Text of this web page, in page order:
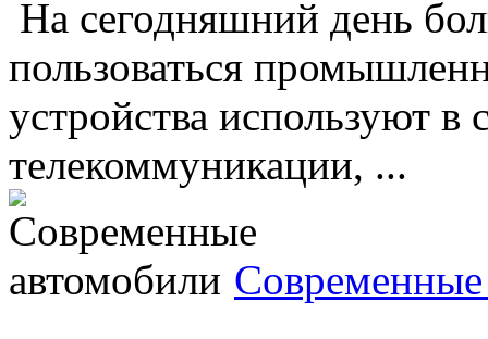
На сегодняшний день
пользоваться
устройства используют в
телекоммуникации, ...